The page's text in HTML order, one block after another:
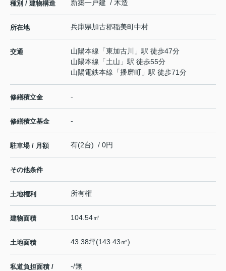
種別 / 建物構造 新築一戸建 / 木造
所在地 兵庫県加古郡稲美町中村
交通 山陽本線 「東加古川
」駅 徒歩47分
山陽本線 「土山 」駅 徒歩55分
山陽電鉄本線 「播磨町 」駅 徒歩71分
修繕積立金 -
修繕積立基金 -
駐車場 / 月額 有(2台) / 0円
その他条件
土地権利 所有権
建物面積 104.54㎡
土地面積 43.38坪(143.43㎡)
私道負担面積 /
-/無